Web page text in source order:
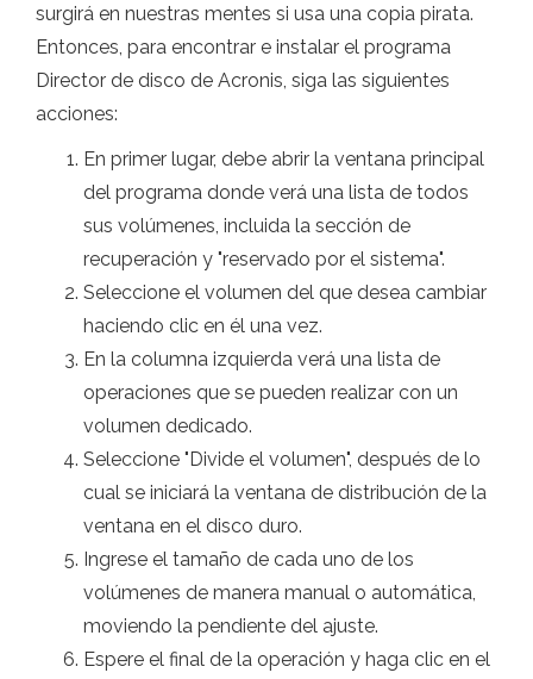
surgirá en nuestras mentes si usa una copia pirata.
Entonces, para encontrar e instalar el programa
Director de disco de Acronis, siga las siguientes
acciones:
En primer lugar, debe abrir la ventana principal
del programa donde verá una lista de todos
sus volúmenes, incluida la sección de
recuperación y "reservado por el sistema".
Seleccione el volumen del que desea cambiar
haciendo clic en él una vez.
En la columna izquierda verá una lista de
operaciones que se pueden realizar con un
volumen dedicado.
Seleccione "Divide el volumen", después de lo
cual se iniciará la ventana de distribución de la
ventana en el disco duro.
Ingrese el tamaño de cada uno de los
volúmenes de manera manual o automática,
moviendo la pendiente del ajuste.
Espere el final de la operación y haga clic en el